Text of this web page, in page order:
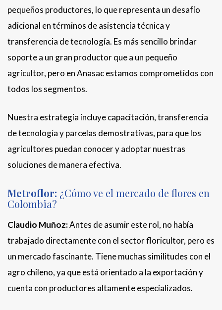
pequeños productores, lo que representa un desafío
adicional en términos de asistencia técnica y
transferencia de tecnología. Es más sencillo brindar
soporte a un gran productor que a un pequeño
agricultor, pero en Anasac estamos comprometidos con
todos los segmentos.
Nuestra estrategia incluye capacitación, transferencia
de tecnología y parcelas demostrativas, para que los
agricultores puedan conocer y adoptar nuestras
soluciones de manera efectiva.
Metroflor: ¿Cómo ve el mercado de flores en
Colombia?
Claudio Muñoz:Antes de asumir este rol, no había
trabajado directamente con el sector floricultor, pero es
un mercado fascinante. Tiene muchas similitudes con el
agro chileno, ya que está orientado a la exportación y
cuenta con productores altamente especializados.